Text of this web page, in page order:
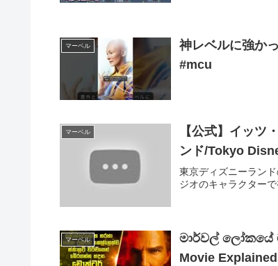
マーベル
神レベルに強か
#mcu
マーベル
【公式】イッツ
ンド/Tokyo
東京ディズニーラン
ジオのキャラクターで
マーベル
මාර්වල් ලෝකයේ
Movie